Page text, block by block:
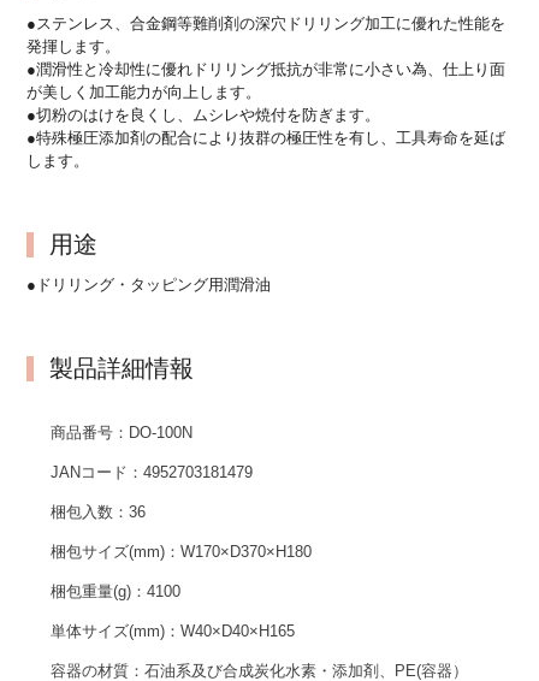
●ステンレス、合金鋼等難削剤の深穴ドリリング加工に優れた性能を
発揮します。
●潤滑性と冷却性に優れドリリング抵抗が非常に小さい為、仕上り面
が美しく加工能力が向上します。
●切粉のはけを良くし、ムシレや焼付を防ぎます。
●特殊極圧添加剤の配合により抜群の極圧性を有し、工具寿命を延ば
します。
用途
●ドリリング・タッピング用潤滑油
製品詳細情報
商品番号： DO-100N
JANコード：4952703181479
梱包入数：36
梱包サイズ(mm)：W170×D370×H180
梱包重量(g)：4100
単体サイズ(mm)：W40×D40×H165
容器の材質：石油系及び合成炭化水素・添加剤、PE(容器）